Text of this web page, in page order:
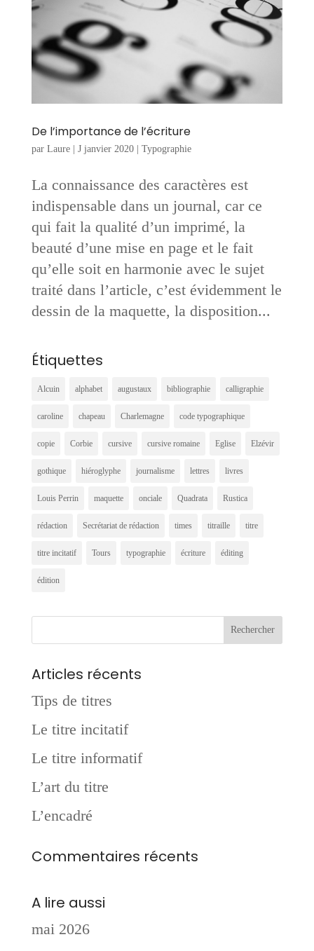
De l’importance de l’écriture
par Laure| J janvier 2020| Typographie
La connaissance des caractères est
indispensable dans un journal, car ce
qui fait la qualité d’un imprimé, la
beauté d’une mise en page et le fait
qu’elle soit en harmonie avec le sujet
traité dans l’article, c’est évidemment le
dessin de la maquette, la disposition...
Étiquettes
Alcuin alphabet augustaux bibliographie calligraphie
caroline chapeau Charlemagne code typographique
copie Corbie cursive cursive romaine Eglise Elzévir
gothique hiéroglyphe journalisme lettres livres
Louis Perrin maquette onciale Quadrata Rustica
rédaction Secrétariat de rédaction times titraille titre
titre incitatif Tours typographie écriture éditing
édition
Articles récents
Tips de titres
Le titre incitatif
Le titre informatif
L’art du titre
L’encadré
Commentaires récents
A lire aussi
mai 2026